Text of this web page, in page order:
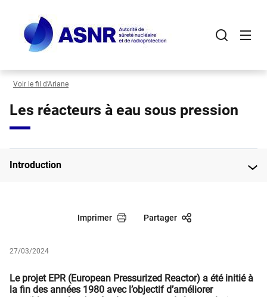
contenu
principal
Voir le fil d’Ariane
Les réacteurs à eau sous pression
Introduction
Imprimer Partager
27/03/2024
Le projet EPR (European Pressurized Reactor) a été initié à
la fin des années 1980 avec l’objectif d’améliorer